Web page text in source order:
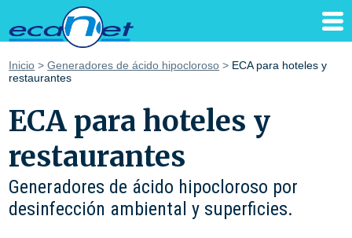
Inicio > Generadores de ácido hipocloroso > ECA para hoteles y
restaurantes
ECA para hoteles y
restaurantes
Generadores de ácido hipocloroso por
desinfección ambiental y superficies.